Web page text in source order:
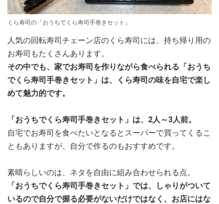
くら寿司の「おうちでくら寿司手巻きセット」
人気の回転寿司チェーン店のくら寿司には、持ち帰り用の
お寿司もたくさんあります。
その中でも、家でお寿司を作りながら食べられる「おうち
でくら寿司手巻きセット」は、くら寿司の味を自宅で楽し
めて魅力的です。
「おうちでくら寿司手巻きセット」は、2人～3人前。
自宅でお寿司を食べたいとなるとスーパーで買ってくるこ
ともありますが、自分で作るのもおすすめです。
素晴らしいのは、ネタを自由に組み合わせられる点。
「おうちでくら寿司手巻きセット」では、しゃりがついて
いるので自分で握る必要がないだけではなく、お店にはな